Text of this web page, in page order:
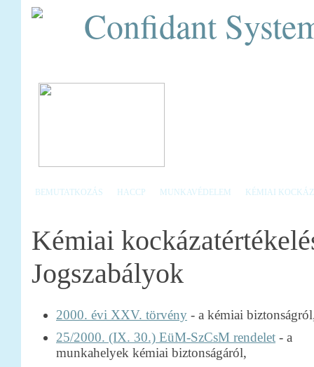
Confidant
BEMUTATKOZÁS HACCP MUNKAVÉDELEM KÉMIAI
Kémiai
Jogszabályok
2000. évi XXV. törvény - a kémiai
25/2000. (IX. 30.) EüM-SzCsM rendelet - a
munkahelyek kémiai biztonságáról,